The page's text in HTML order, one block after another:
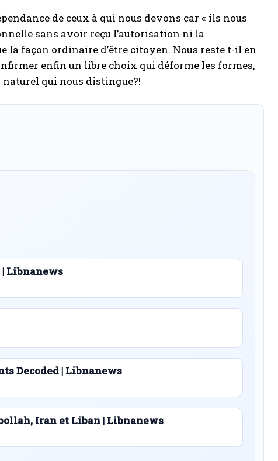
de ceux à qui nous devons car « ils nous
sans avoir reçu l’autorisation ni la
façon ordinaire d’être citoyen. Nous reste t-il en
enfin un libre choix qui déforme les formes,
naturel qui nous distingue?!
Libnanews
Decoded | Libnanews
Iran et Liban | Libnanews